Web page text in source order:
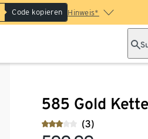
Code kopieren Hinweis*
585 Gold
(3)